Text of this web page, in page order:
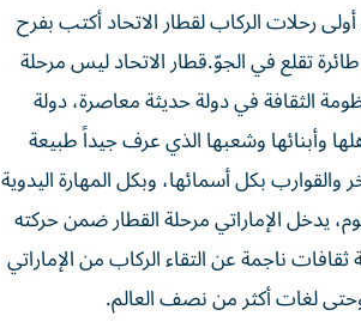
رحلات الركاب لقطار الاتحاد أكتب بفرح
تقلع في الجوّ.قطار الاتحاد ليس مرحلة
الثقافة في دولة حديثة معاصرة، دولة
وأبنائها وشعبها الذي عرف جيداً طبيعة
والقوارب بكل أسمائها، وبكل المهارة اليدوية
يدخل الإماراتي مرحلة القطار ضمن حركته
ناجمة عن التقاء الركاب من الإماراتي
وحتى لغات أكثر من نصف العالم.